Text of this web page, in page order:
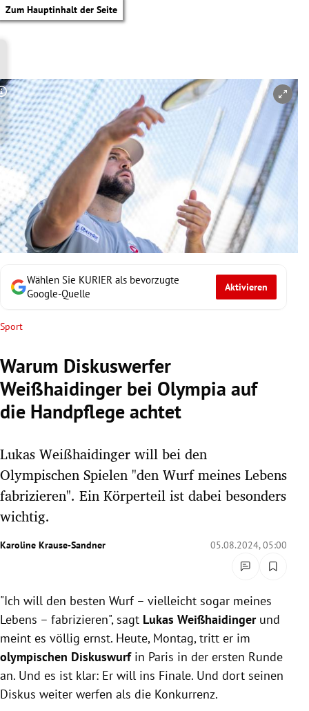
Zum Hauptinhalt der Seite
Untermenü
Untermenü
Untermenü
Untermenü
Untermenü
Untermenü
Untermenü
Wählen Sie KURIER als bevorzugte
Google-Quelle
Aktivieren
Sport
Warum Diskuswerfer
Weißhaidinger bei Olympia auf
die Handpflege achtet
Lukas Weißhaidinger will bei den
Olympischen Spielen "den Wurf meines Lebens
fabrizieren". Ein Körperteil ist dabei besonders
wichtig.
Karoline Krause-Sandner 05.08.2024, 05:00
Copyright-Hinweis öffnen/schließen
"Ich will den besten Wurf – vielleicht sogar meines
Lebens – fabrizieren", sagt Lukas Weißhaidinger und
meint es völlig ernst. Heute, Montag, tritt er im
olympischen Diskuswurf in Paris in der ersten Runde
an. Und es ist klar: Er will ins Finale. Und dort seinen
Diskus weiter werfen als die Konkurrenz.